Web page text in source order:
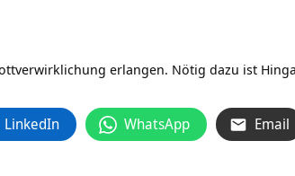
erlangen. Nötig dazu ist
LinkedIn WhatsApp Email